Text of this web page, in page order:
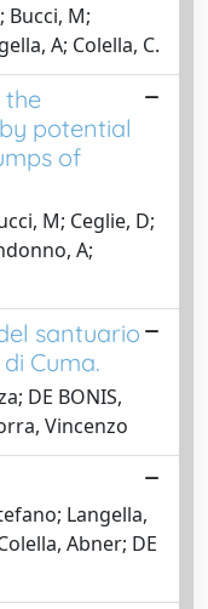
Bucci, M;
A; Colella, C.
the
potential
of
M; Ceglie, D;
A;
santuario
Cuma.
DE BONIS,
Vincenzo
Langella,
Abner; DE